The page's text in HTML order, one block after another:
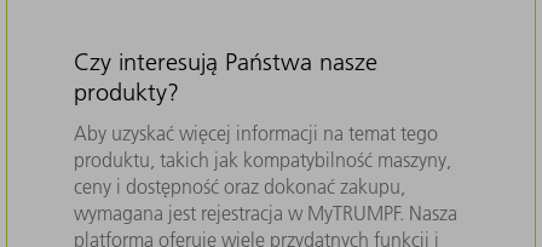
Czy interesują Państwa nasze
produkty?
Aby uzyskać więcej informacji na temat tego
produktu, takich jak kompatybilność maszyny,
ceny i dostępność oraz dokonać zakupu,
wymagana jest rejestracja w MyTRUMPF. Nasza
platforma oferuje wiele przydatnych funkcji i